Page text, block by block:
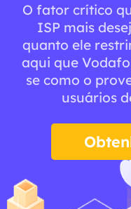
O fator crítico
ISP mais
quanto ele
aqui que
se como o
usuários